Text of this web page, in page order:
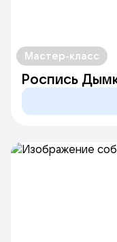
Мастер-класс
Роспись